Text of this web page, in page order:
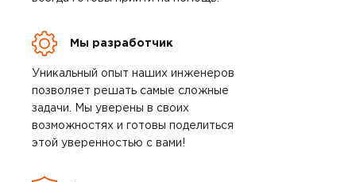
Мы разработчик
Уникальный опыт наших инженеров
позволяет решать самые сложные
задачи. Мы уверены в своих
возможностях и готовы поделиться
этой уверенностью с вами!